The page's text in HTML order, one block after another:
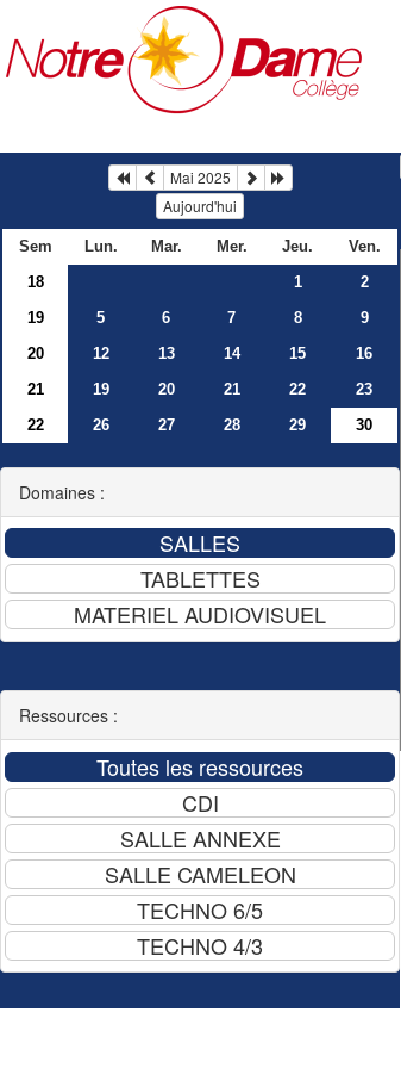
Mai 2025
Aujourd'hui
Sem Lun. Mar. Mer. Jeu.
Ven.
18
1
2
19
5 6 7 8
9
20
12 13 14 15
16
21
19 20 21 22
23
22
26 27 28 29 30
Domaines :
Ressources :